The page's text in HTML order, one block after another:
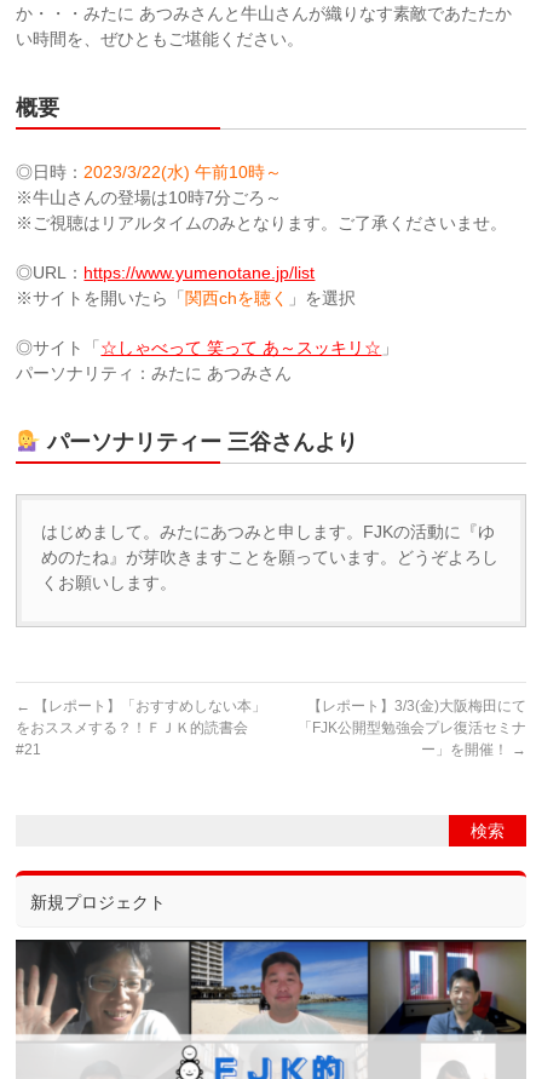
か・・・みたに あつみさんと牛山さんが織りなす素敵であたたか
い時間を、ぜひともご堪能ください。
概要
◎日時： 2023/3/22(水) 午前10時～
※牛山さんの登場は10時7分ごろ～
※ご視聴はリアルタイムのみとなります。ご了承くださいませ。
◎URL： https://www.yumenotane.jp/list
※サイトを開いたら「 関西chを聴く 」を選択
◎サイト「 ☆しゃべって 笑って あ～スッキリ☆ 」
パーソナリティ：みたに あつみさん
パーソナリティー 三谷さんより
はじめまして。みたにあつみと申します。FJKの活動に『ゆ
めのたね』が芽吹きますことを願っています。どうぞよろし
くお願いします。
←
【レポート】「おすすめしない本」
をおススメする？！ＦＪＫ的読書会
#21
【レポート】3/3(金)大阪梅田にて
「FJK公開型勉強会プレ復活セミナ
ー」を開催！
→
新規プロジェクト